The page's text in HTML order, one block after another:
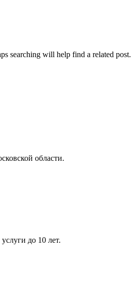
searching will help find a related post.
области.
до 10 лет.